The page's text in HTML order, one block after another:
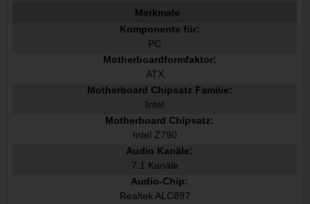
Merkmale
Komponente für:
PC
Motherboardformfaktor:
ATX
Motherboard Chipsatz Familie:
Intel
Motherboard Chipsatz:
Intel Z790
Audio Kanäle:
7.1 Kanäle
Audio-Chip:
Realtek ALC897